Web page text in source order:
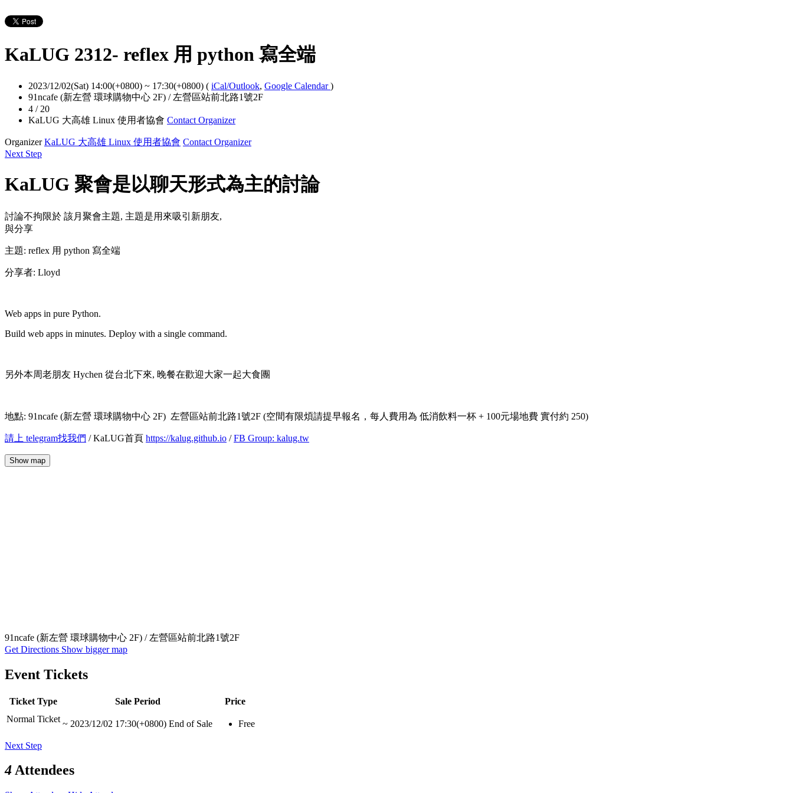
KaLUG 2312- reflex 用 python 寫全端
2023/12/02(Sat) 14:00(+0800) ~ 17:30(+0800) ( iCal/Outlook, Google Calendar)
91ncafe (新左營 環球購物中心 2F) / 左營區站前北路1號2F
4 / 20
KaLUG 大高雄 Linux 使用者協會 Contact Organizer
OrganizerKaLUG 大高雄 Linux 使用者協會 Contact Organizer
Next Step
KaLUG 聚會是以聊天形式為主的討論
討論不拘限於 該月聚會主題, 主題是用來吸引新朋友,
與分享
主題: reflex 用 python 寫全端
分享者: Lloyd
Web apps in pure Python.
Build web apps in minutes. Deploy with a single command.
另外本周老朋友 Hychen 從台北下來, 晚餐在歡迎大家一起大食團
地點: 91ncafe (新左營 環球購物中心 2F) 左營區站前北路1號2F (空間有限煩請提早報名，每人費用為 低消飲料一杯 + 100元場地費 實付約 250)
請上 telegram找我們 / KaLUG首頁 https://kalug.github.io /FB Group: kalug.tw
Show map
91ncafe (新左營 環球購物中心 2F) / 左營區站前北路1號2F
Get Directions Show bigger map
Event Tickets
Ticket Type Sale Period
Price
Normal Ticket ~ 2023/12/02 17:30(+0800) End of Sale Free
Next Step
4Attendees